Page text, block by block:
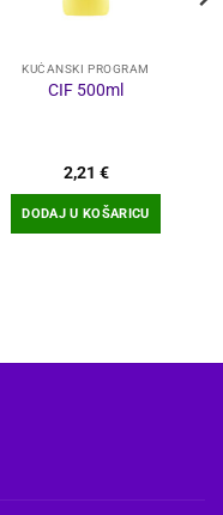
KUĆANSKI PROGRAM
CIF 500ml
2,21 €
DODAJ U KOŠARICU